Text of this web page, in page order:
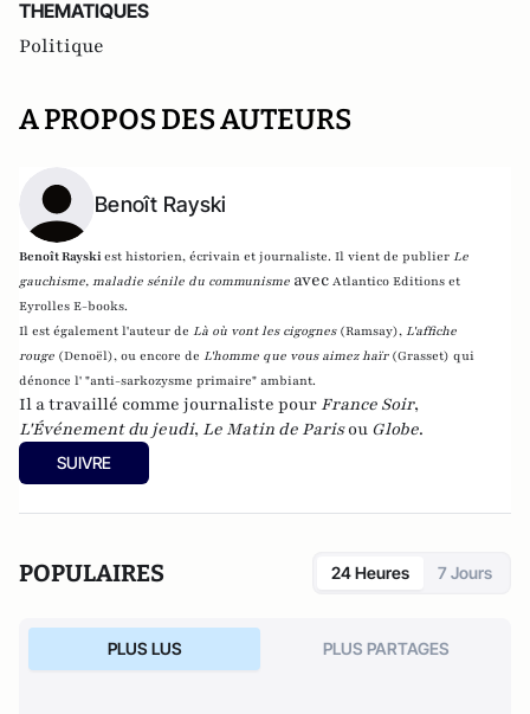
THEMATIQUES
Politique
A PROPOS DES AUTEURS
Benoît Rayski
Benoît Rayskiest historien, écrivain et journaliste. Il vient de publier Le
gauchisme, maladie sénile du communisme avec Atlantico Editions et
Eyrolles E-books.
Il est également l'auteur de Là où vont les cigognes (Ramsay), L'affiche
rouge (Denoël), ou encore de L'homme que vous aimez haïr (Grasset) qui
dénonce l' "anti-sarkozysme primaire" ambiant.
Il a travaillé comme journaliste pour France Soir,
L'Événement du jeudi, Le Matin de Parisou Globe.
SUIVRE
POPULAIRES 24 Heures 7 Jours
PLUS LUS PLUS PARTAGES